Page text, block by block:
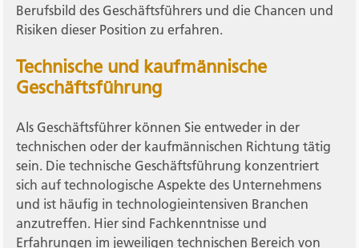
Berufsbild des Geschäftsführers und die Chancen und
Risiken dieser Position zu erfahren.
Technische und kaufmännische
Geschäftsführung
Als Geschäftsführer können Sie entweder in der
technischen oder der kaufmännischen Richtung tätig
sein. Die technische Geschäftsführung konzentriert
sich auf technologische Aspekte des Unternehmens
und ist häufig in technologieintensiven Branchen
anzutreffen. Hier sind Fachkenntnisse und
Erfahrungen im jeweiligen technischen Bereich von